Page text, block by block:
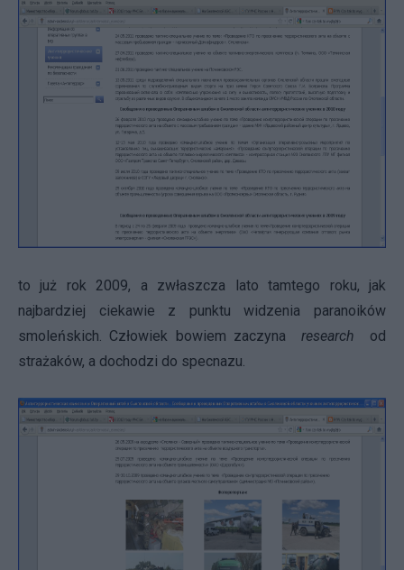
to już rok 2009, a zwłaszcza lato tamtego roku, jak
najbardziej ciekawie z punktu widzenia paranoików
smoleńskich. Człowiek bowiem zaczyna research od
strażaków, a dochodzi do specnazu.